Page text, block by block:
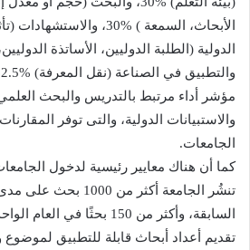
مؤشر أداء مرتبط بالتدريس والبحث
والاستبيانات الدولية، والتى توفر
الجامعات.
كما أن هناك معايير رئيسية لدخول
تنشُر الجامعة أكثر من
السابقة، وأكثر من 150 بحثًا
تقديم أعداد أبحاث قابلة للتطبيق